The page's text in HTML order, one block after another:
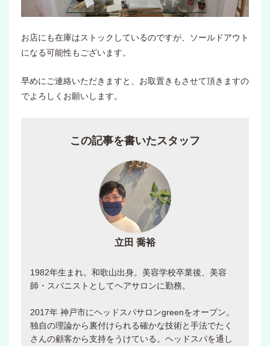
お店にも在庫はストックしているのですが、ソールドアウト
になる可能性もございます。
早めにご連絡いただきますと、お取置きもさせて頂きますの
でよろしくお願いします。
この記事を書いたスタッフ
立田 喬裕
1982年生まれ。和歌山出身。美容学校卒業後、美容
師・スパニストとしてヘアサロンに勤務。
2017年 神戸市にヘッドスパサロンgreenをオープン。
独自の理論から裏付けられる確かな技術と手法でたく
さんの顧客から支持をうけている。ヘッドスパを通し